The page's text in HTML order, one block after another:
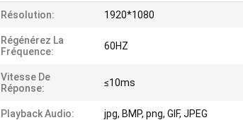
Résolution: 1920*1080
Régénérez La
Fréquence:
60HZ
Vitesse De
Réponse:
≤10ms
Playback Audio: jpg, BMP, png, GIF, JPEG